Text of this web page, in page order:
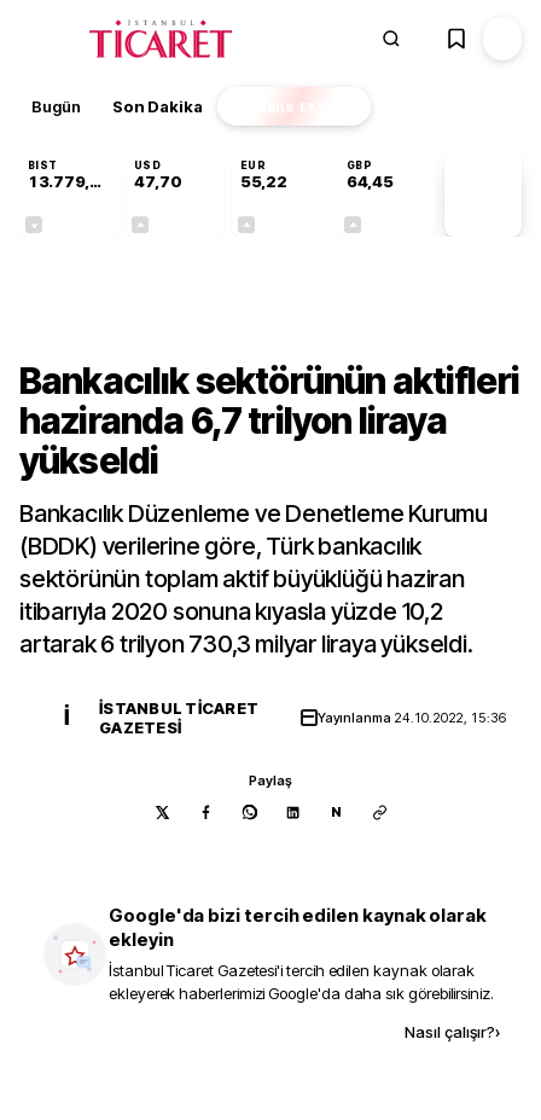
Bugün Son Dakika Finans EKSTRA
BIST
13.779,39
USD
47,70
EUR
55,22
GBP
64,45
Bankacılık sektörünün aktifleri
haziranda 6,7 trilyon liraya
yükseldi
Bankacılık Düzenleme ve Denetleme Kurumu
(BDDK) verilerine göre, Türk bankacılık
sektörünün toplam aktif büyüklüğü haziran
itibarıyla 2020 sonuna kıyasla yüzde 10,2
artarak 6 trilyon 730,3 milyar liraya yükseldi.
İ
İSTANBUL TICARET
GAZETESI
Yayınlanma 24.10.2022, 15:36
Paylaş
N
Google'da bizi tercih edilen kaynak olarak
ekleyin
İstanbul Ticaret Gazetesi'i tercih edilen kaynak olarak
ekleyerek haberlerimizi Google'da daha sık görebilirsiniz.
Nasıl çalışır?›